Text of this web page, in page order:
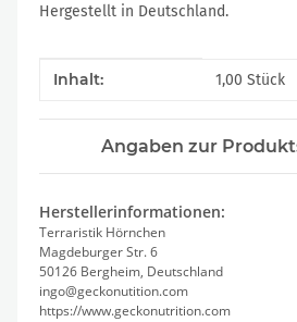
Hergestellt in Deutschland.
Produkteigenschaft
Wert
Inhalt: 1,00 Stück
Angaben zur
Herstellerinformationen:
Terraristik Hörnchen
Magdeburger Str. 6
50126 Bergheim, Deutschland
ingo@geckonutition.com
https://www.geckonutrition.com